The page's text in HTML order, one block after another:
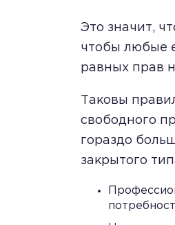
Это значит,
чтобы любые
равных прав
Таковы
свободного
гораздо
закрытого